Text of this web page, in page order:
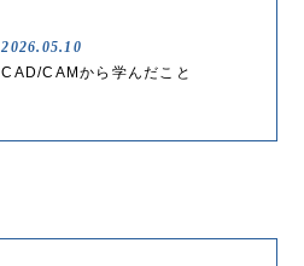
2026.05.10
CAD/CAMから学んだこと